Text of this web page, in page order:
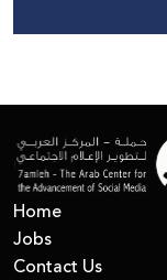
Home
Jobs
Contact Us